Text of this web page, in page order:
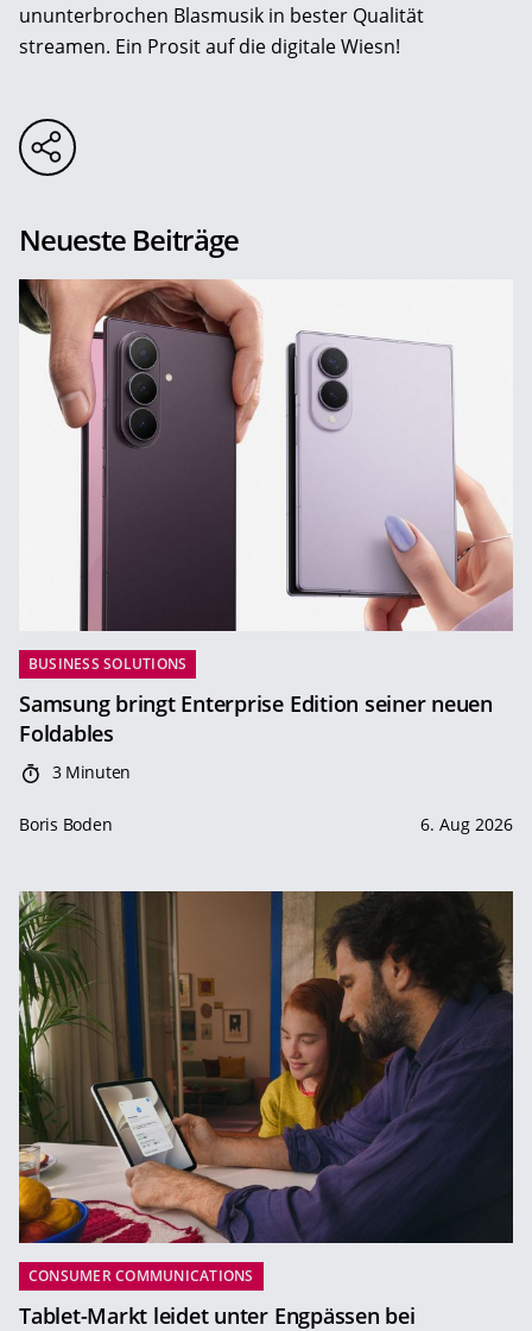
ununterbrochen Blasmusik in bester Qualität
streamen. Ein Prosit auf die digitale Wiesn!
Neueste Beiträge
BUSINESS SOLUTIONS
Samsung bringt Enterprise Edition seiner neuen
Foldables
3 Minuten
Boris Boden 6. Aug 2026
CONSUMER COMMUNICATIONS
Tablet-Markt leidet unter Engpässen bei